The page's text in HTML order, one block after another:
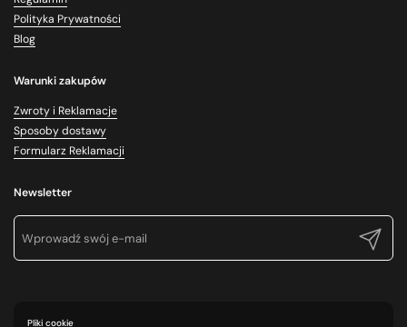
Polityka Prywatności
Blog
Warunki zakupów
Zwroty i Reklamacje
Sposoby dostawy
Formularz Reklamacji
Newsletter
Prześlij
Pliki cookie